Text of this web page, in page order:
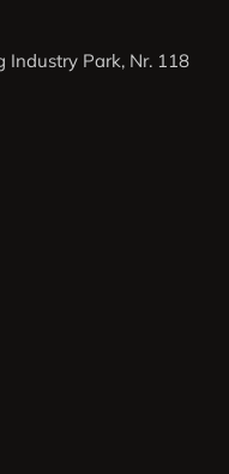
Industry Park, Nr. 118